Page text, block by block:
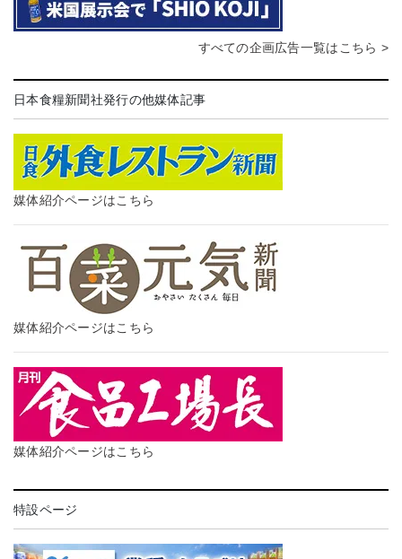
すべての企画広告一覧はこちら >
日本食糧新聞社発行の他媒体記事
媒体紹介ページはこちら
媒体紹介ページはこちら
媒体紹介ページはこちら
特設ページ